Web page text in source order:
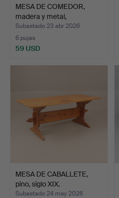
MESA DE COMEDOR,
madera y metal,
contempor…
Subastado 23 abr 2026
6 pujas
59 USD
MESA DE CABALLETE,
pino, siglo XIX.
Subastado 24 may 2026